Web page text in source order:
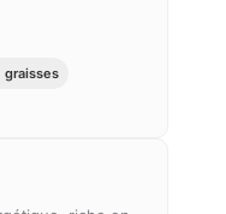
graisses